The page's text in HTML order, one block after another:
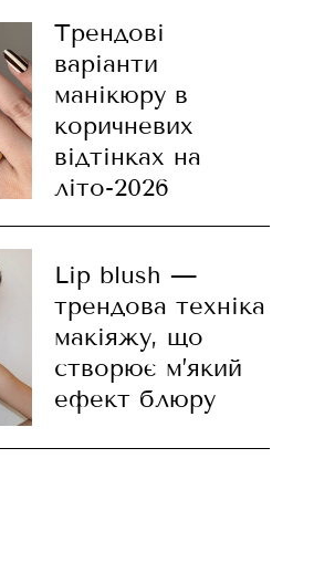
Трендові
варіанти
манікюру в
коричневих
відтінках на
літо-2026
Lip blush —
трендова техніка
макіяжу, що
створює м’який
ефект блюру